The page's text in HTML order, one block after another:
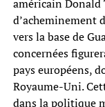
américain Donald
d’acheminement
vers la base de
concernées
pays européens,
Royaume-Uni.
dans la politique